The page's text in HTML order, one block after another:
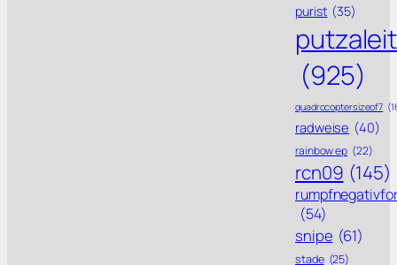
purist (35)
putzaleit
(925)
quadrocoptersizeof7
radweise (40)
rainbow ep (22)
rcn09 (145)
(54)
snipe (61)
stade (25)